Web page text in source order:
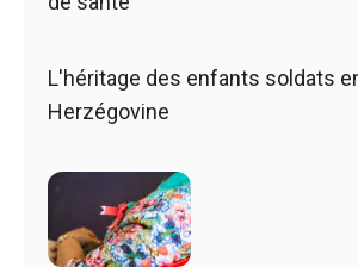
L'héritage des enfants soldats
Herzégovine